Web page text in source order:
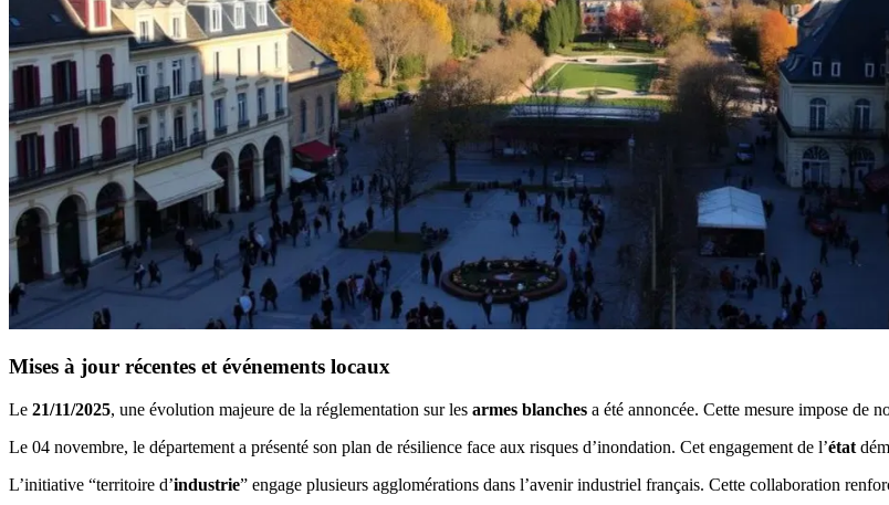
Mises à jour récentes et événements locaux
Le 21/11/2025, une évolution majeure de la réglementation sur les armes blanches a été annoncée. Cette mesure impose de
Le 04 novembre, le département a présenté son plan de résilience face aux risques d’inondation. Cet engagement de l’état
L’initiative “territoire d’industrie” engage plusieurs agglomérations dans l’avenir industriel français. Cette collaboration